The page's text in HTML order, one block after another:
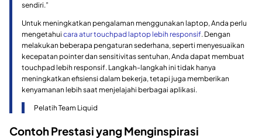
sendiri.”
Untuk meningkatkan pengalaman menggunakan laptop, Anda perlu
mengetahui cara atur touchpad laptop lebih responsif. Dengan
melakukan beberapa pengaturan sederhana, seperti menyesuaikan
kecepatan pointer dan sensitivitas sentuhan, Anda dapat membuat
touchpad lebih responsif. Langkah-langkah ini tidak hanya
meningkatkan efisiensi dalam bekerja, tetapi juga memberikan
kenyamanan lebih saat menjelajahi berbagai aplikasi.
Pelatih Team Liquid
Contoh Prestasi yang Menginspirasi